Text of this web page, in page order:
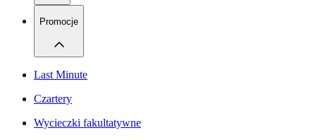
Promocje
Last Minute
Czartery
Wycieczki fakultatywne